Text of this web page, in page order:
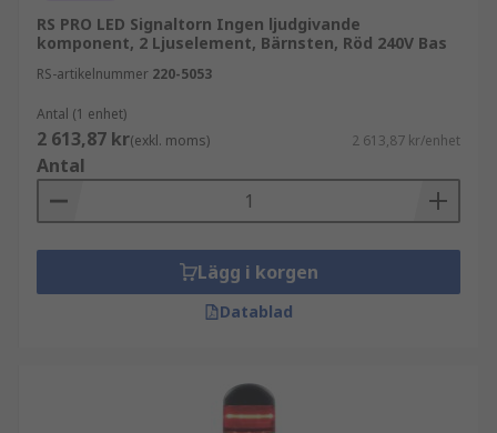
RS PRO LED Signaltorn Ingen ljudgivande
komponent, 2 Ljuselement, Bärnsten, Röd 240V Bas
RS-artikelnummer 220-5053
Antal (1 enhet)
2 613,87 kr(exkl. moms) 2 613,87 kr/enhet
Antal
Lägg i korgen
Datablad